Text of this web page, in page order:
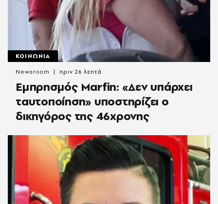
ΚΟΙΝΩΝΙΑ
Εμπρησμός Marfin: «Δεν υπάρχει
ταυτοποίηση» υποστηρίζει ο
δικηγόρος της 46χρονης
Newsroom πριν 26 λεπτά